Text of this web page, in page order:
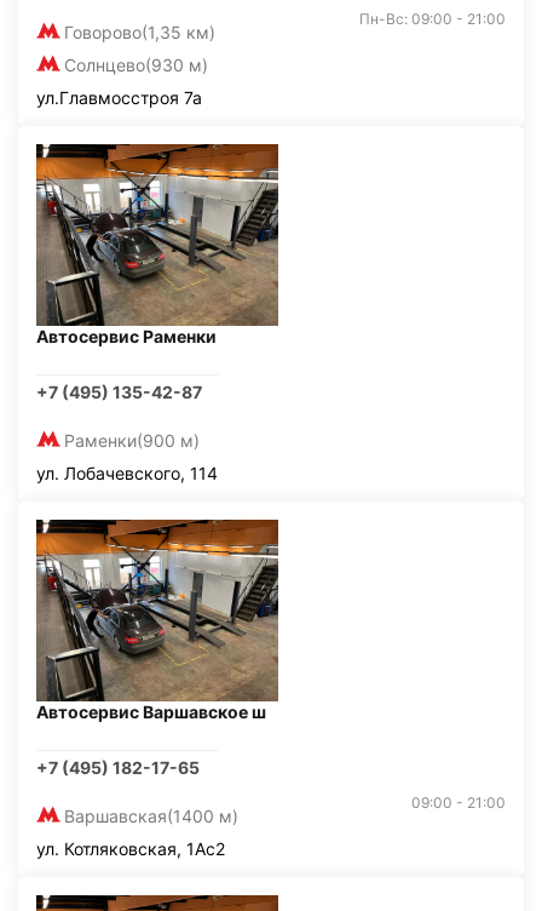
Говорово(1,35 км)
Солнцево(930 м)
Пн-Вс: 09:00 - 21:00
ул.Главмосстроя 7а
Автосервис Раменки
+7 (495) 135-42-87
Раменки(900 м)
ул. Лобачевского, 114
Автосервис Варшавское ш
+7 (495) 182-17-65
Варшавская(1400 м)
09:00 - 21:00
ул. Котляковская, 1Ас2